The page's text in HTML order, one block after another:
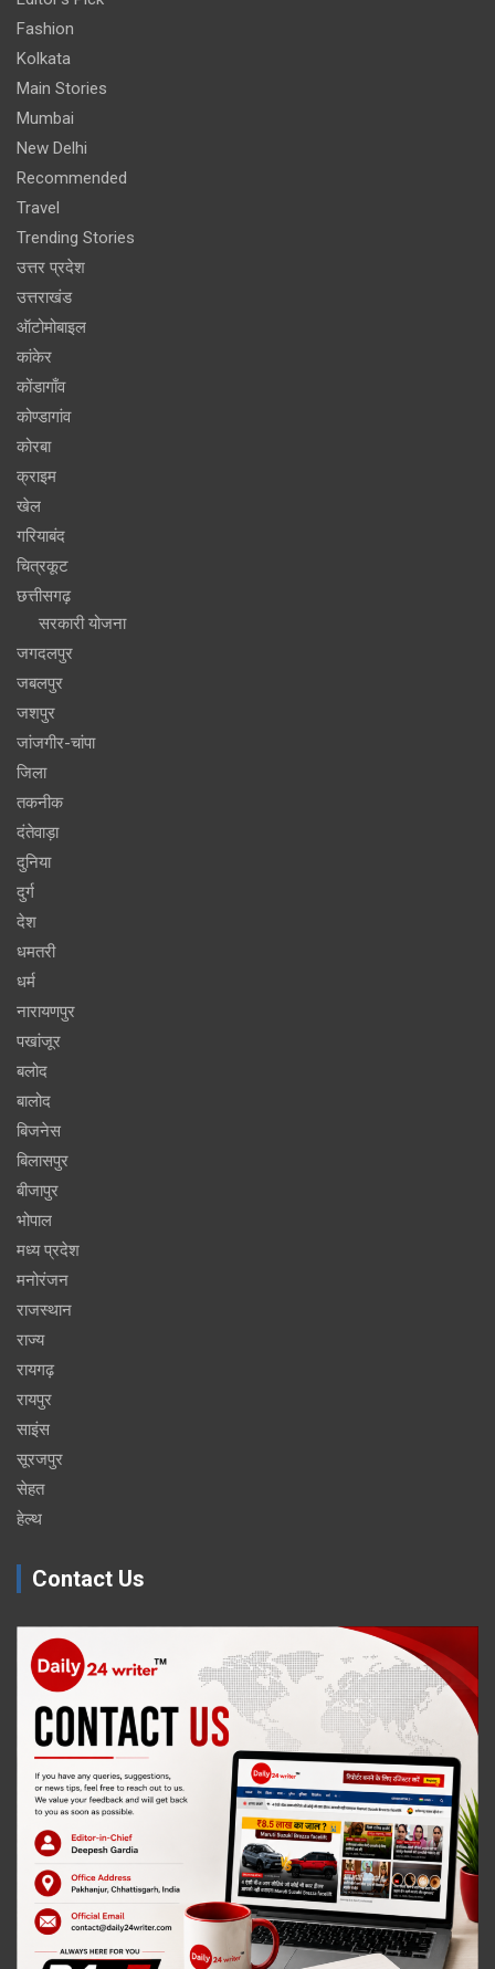
Fashion
Kolkata
Main Stories
Mumbai
New Delhi
Recommended
Travel
Trending Stories
उत्तर प्रदेश
उत्तराखंड
ऑटोमोबाइल
कांकेर
कोंडागाँव
कोण्डागांव
कोरबा
क्राइम
खेल
गरियाबंद
चित्रकूट
छत्तीसगढ़
सरकारी योजना
जगदलपुर
जबलपुर
जशपुर
जांजगीर-चांपा
जिला
तकनीक
दंतेवाड़ा
दुनिया
दुर्ग
देश
धमतरी
धर्म
नारायणपुर
पखांजूर
बलोद
बालोद
बिजनेस
बिलासपुर
बीजापुर
भोपाल
मध्य प्रदेश
मनोरंजन
राजस्थान
राज्य
रायगढ़
रायपुर
साइंस
सूरजपुर
सेहत
हेल्थ
Contact Us